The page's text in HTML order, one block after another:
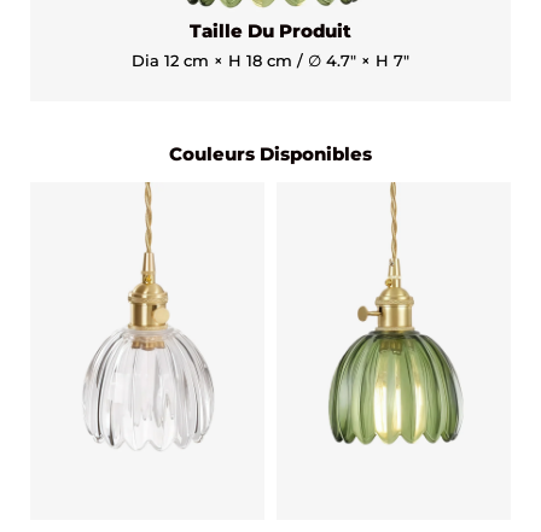
Taille Du Produit
Dia 12 cm × H 18 cm / ∅ 4.7″ × H 7″
Couleurs Disponibles